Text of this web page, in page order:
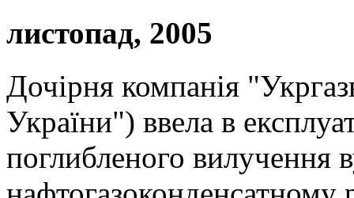
листопад, 2005
Дочірня компанія
України") ввела в
поглибленого вилучення